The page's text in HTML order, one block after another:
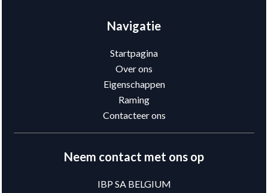
Navigatie
Startpagina
Over ons
Eigenschappen
Raming
Contacteer ons
Neem contact met ons op
IBP SA BELGIUM